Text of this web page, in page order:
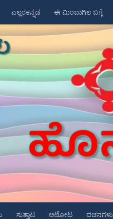
ಎಲ್ಲರಕನ್ನಡ ಈ ಮಿಂಬಾಗಿಲ ಬಗ್ಗೆ
ಸುತ್ತಾಟ ಆಟೋಟ ವಚನಗಳು